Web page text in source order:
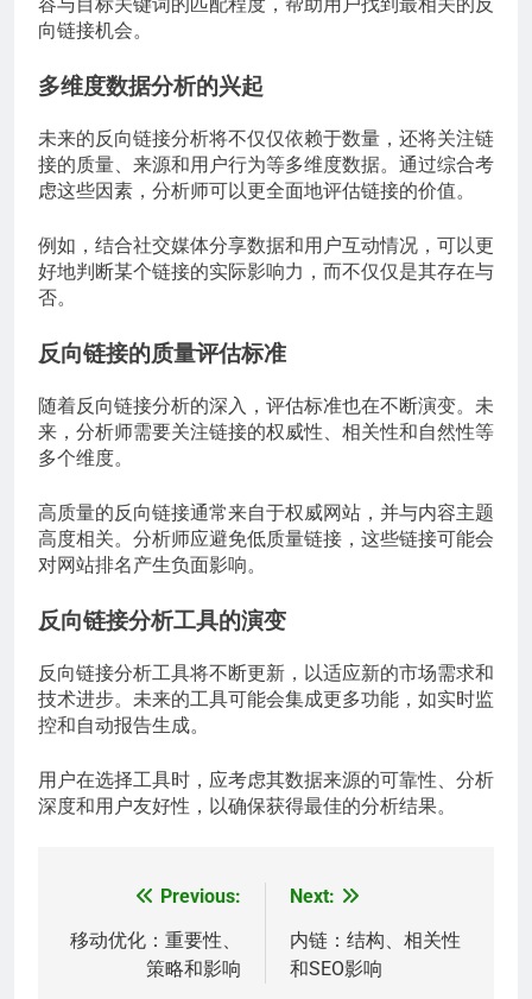
向链接机会。
多维度数据分析的兴起
未来的反向链接分析将不仅仅依赖于数量，还将关注链
接的质量、来源和用户行为等多维度数据。通过综合考
虑这些因素，分析师可以更全面地评估链接的价值。
例如，结合社交媒体分享数据和用户互动情况，可以更
好地判断某个链接的实际影响力，而不仅仅是其存在与
否。
反向链接的质量评估标准
随着反向链接分析的深入，评估标准也在不断演变。未
来，分析师需要关注链接的权威性、相关性和自然性等
多个维度。
高质量的反向链接通常来自于权威网站，并与内容主题
高度相关。分析师应避免低质量链接，这些链接可能会
对网站排名产生负面影响。
反向链接分析工具的演变
反向链接分析工具将不断更新，以适应新的市场需求和
技术进步。未来的工具可能会集成更多功能，如实时监
控和自动报告生成。
用户在选择工具时，应考虑其数据来源的可靠性、分析
深度和用户友好性，以确保获得最佳的分析结果。
navigation
Previous:
移动优化：重要性、
策略和影响
Next:
内链：结构、相关性
和SEO影响